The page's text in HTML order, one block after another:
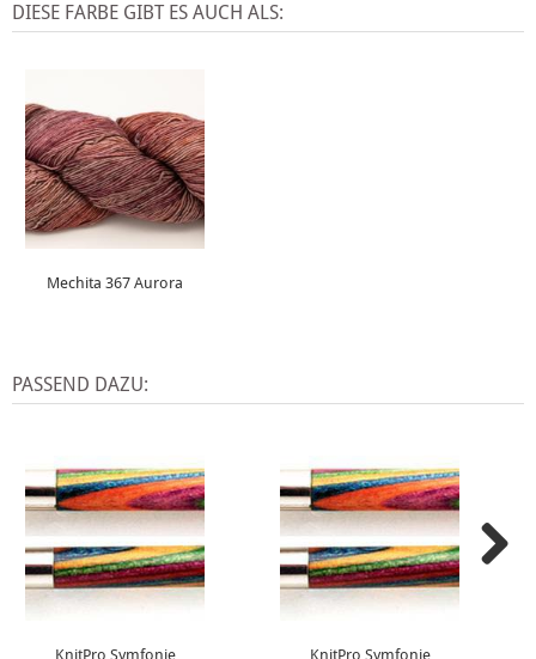
DIESE FARBE GIBT ES AUCH ALS:
Mechita 367 Aurora
PASSEND DAZU:
KnitPro Symfonie KnitPro Symfonie